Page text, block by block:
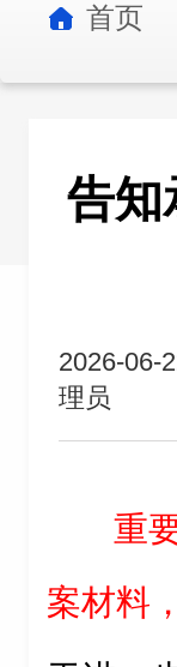
首页
告知
2026-06-
理员
重
案材料